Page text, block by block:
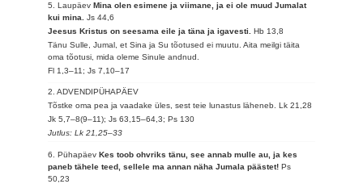
5. LaupäevMina olen esimene ja viimane, ja ei ole muud Jumalat
kui mina.Js 44,6
Jeesus Kristus on seesama eile ja täna ja igavesti.Hb 13,8
Tänu Sulle, Jumal, et Sina ja Su tõotused ei muutu. Aita meilgi täita
oma tõotusi, mida oleme Sinule andnud.
Fl 1,3–11; Js 7,10–17
2. ADVENDIPÜHAPÄEV
Tõstke oma pea ja vaadake üles, sest teie lunastus läheneb.Lk 21,28
Jk 5,7–8(9–11); Js 63,15–64,3; Ps 130
Jutlus: Lk 21,25–33
6. PühapäevKes toob ohvriks tänu, see annab mulle au, ja kes
paneb tähele teed, sellele ma annan näha Jumala päästet!Ps
50,23